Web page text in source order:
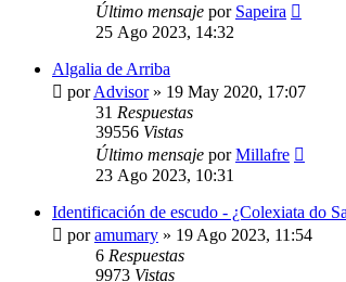
Último mensaje por Sapeira
25 Ago 2023, 14:32
Algalia de Arriba
porAdvisor» 19 May 2020, 17:07
31 Respuestas
39556 Vistas
Último mensaje porMillafre
23 Ago 2023, 10:31
Identificación de escudo - ¿Colexiata do
poramumary » 19 Ago 2023, 11:54
6 Respuestas
9973 Vistas